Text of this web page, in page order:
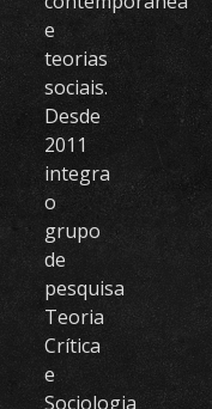
e
teorias
sociais.
Desde
2011
integra
o
grupo
de
pesquisa
Teoria
Crítica
e
Sociologia